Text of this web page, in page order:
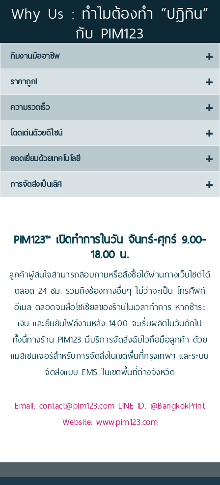
Why Us : ทำไมต้องทำ “ปฏิทิน”
กับ PIM123
ทีมงานมืออาชีพ
ราคาถูก!
ความรวดเร็ว
โดดเด่นด้วยดีไซน์
ยอดเยี่ยมด้วยเทคโนโลยี
การจัดส่งเป็นเลิศ
PIM123™ เปิดทำการในวัน จันทร์-ศุกร์ 9.00-
18.00 น.
ลูกค้าผู้สนใจสามารถสอบถามหรือสั่งซื้อได้ผ่านทางเว็บไซต์ได้
ตลอด 24 ชม. รวมถึงช่องทางอื่นๆ ไม่ว่าจะเป็น โทรศัพท์
อีเมล ตลอดจนสื่อโซเชียลของร้านในเวลาทำการ หากชำระ
เงิน และยืนยันไฟล์งานหลัง 14.00 จะเริ่มผลิตในวันถัดไป
ทั้งนี้ทางร้าน PIM123 มีบริการจัดส่งฉับไวถือมือลูกค้า ด้วย
แมสเซนเจอร์สำหรับการจัดส่งในเขตพื้นที่กรุงเทพฯ และระบบ
จัดส่งแบบ EMS ในเขตพื้นที่ต่างจังหวัด
Email: contact@pim123.com LINE ID: @BangkokPrint
Website:www.pim123.com